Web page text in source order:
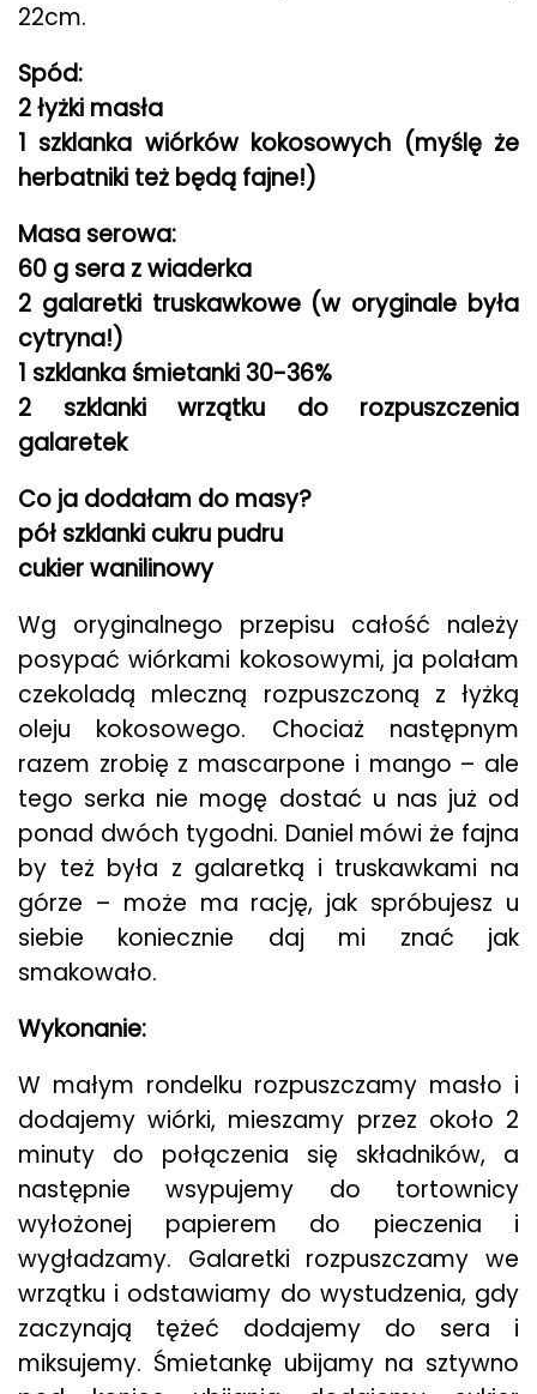
22cm.
Spód:
2 łyżki masła
1 szklanka wiórków kokosowych (myślę że
herbatniki też będą fajne!)
Masa serowa:
60 g sera z wiaderka
2 galaretki truskawkowe (w oryginale była
cytryna!)
1 szklanka śmietanki 30-36%
2 szklanki wrzątku do rozpuszczenia
galaretek
Co ja dodałam do masy?
pół szklanki cukru pudru
cukier wanilinowy
Wg oryginalnego przepisu całość należy
posypać wiórkami kokosowymi, ja polałam
czekoladą mleczną rozpuszczoną z łyżką
oleju kokosowego. Chociaż następnym
razem zrobię z mascarpone i mango – ale
tego serka nie mogę dostać u nas już od
ponad dwóch tygodni. Daniel mówi że fajna
by też była z galaretką i truskawkami na
górze – może ma rację, jak spróbujesz u
siebie koniecznie daj mi znać jak
smakowało.
Wykonanie:
W małym rondelku rozpuszczamy masło i
dodajemy wiórki, mieszamy przez około 2
minuty do połączenia się składników, a
następnie wsypujemy do tortownicy
wyłożonej papierem do pieczenia i
wygładzamy. Galaretki rozpuszczamy we
wrzątku i odstawiamy do wystudzenia, gdy
zaczynają tężeć dodajemy do sera i
miksujemy. Śmietankę ubijamy na sztywno